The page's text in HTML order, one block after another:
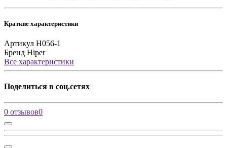
Краткие характеристики
Артикул H056-1
Бренд Hiper
Все характеристики
Поделиться в соц.сетях
0 отзывов0